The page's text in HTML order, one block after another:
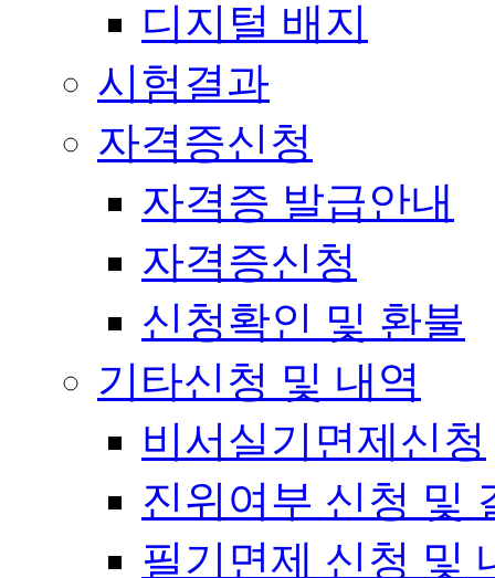
디지털 배지
시험결과
자격증신청
자격증 발급안내
자격증신청
신청확인 및 환불
기타신청 및 내역
비서실기면제신청
진위여부 신청 및
필기면제 신청 및